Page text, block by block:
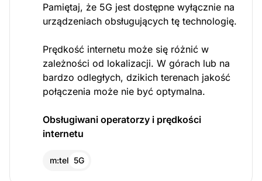
Pamiętaj, że 5G jest dostępne wyłącznie na
urządzeniach obsługujących tę technologię.
Prędkość internetu może się różnić w
zależności od lokalizacji. W górach lub na
bardzo odległych, dzikich terenach jakość
połączenia może nie być optymalna.
Obsługiwani operatorzy i prędkości
internetu
m:tel 5G